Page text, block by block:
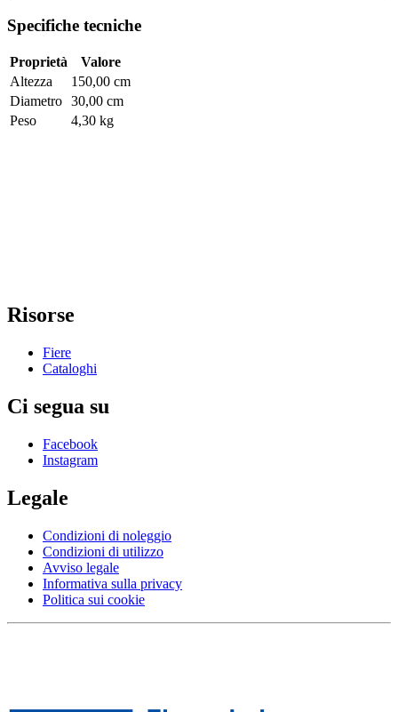
Specifiche tecniche
Proprietà
Valore
Altezza
150,00 cm
Diametro 30,00 cm
Peso
4,30 kg
Risorse
Fiere
Cataloghi
Ci segua su
Facebook
Instagram
Legale
Condizioni di noleggio
Condizioni di utilizzo
Avviso legale
Informativa sulla privacy
Politica sui cookie